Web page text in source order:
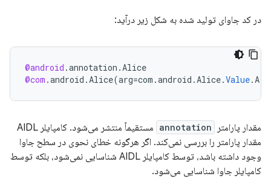
در کد جاوای تولید شده به شکل زیر درآید:
@android .annotation .Alice
@com .android .Alice(arg=com .android .Alice.Value.A
مقدار پارامتر annotation
مستقیماً منتشر می‌شود. کامپایلر AIDL
مقدار پارامتر را بررسی نمی‌کند. اگر هرگونه خطای نحوی در سطح جاوا
وجود داشته باشد، توسط کامپایلر AIDL شناسایی نمی‌شود، بلکه توسط
کامپایلر جاوا شناسایی می‌شود.